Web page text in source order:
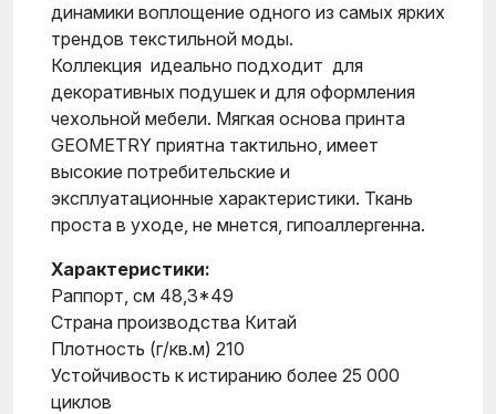
динамики воплощение одного из самых ярких
трендов текстильной моды.
Коллекция идеально подходит для
декоративных подушек и для оформления
чехольной мебели. Мягкая основа принта
GEOMETRY приятна тактильно, имеет
высокие потребительские и
эксплуатационные характеристики. Ткань
проста в уходе, не мнется, гипоаллергенна.
Характеристики:
Раппорт, см 48,3*49
Страна производства Китай
Плотность (г/кв.м) 210
Устойчивость к истиранию более 25 000
циклов